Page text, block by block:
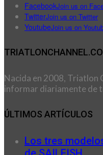
FacebookJoin us on
TwitterJoin us on Twitter
YoutubeJoin us on
Nacida en 2008, Triatlon
informar diariamente de
ÚLTIMOS ARTÍCULOS
Los tres